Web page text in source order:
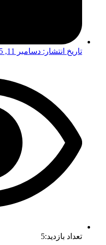
تاریخ انتشار: دسامبر 11, 2025
تعداد بازدید:5